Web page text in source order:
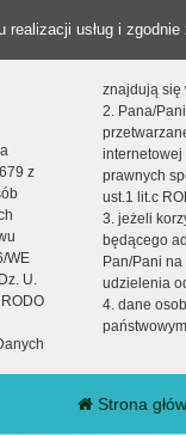
usług i zgodnie
z
WE
U.
znajdują się
2. Pana/
internetowej
prawnych
ust.1 lit.c
3. jeżeli
będącego
Pan/Pani
udzielenia
4. dane
Strona